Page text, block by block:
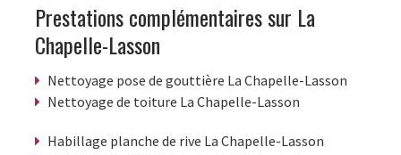
Prestations complémentaires sur La
Chapelle-Lasson
Nettoyage pose de gouttière La Chapelle-Lasson
Nettoyage de toiture La Chapelle-Lasson
Habillage planche de rive La Chapelle-Lasson